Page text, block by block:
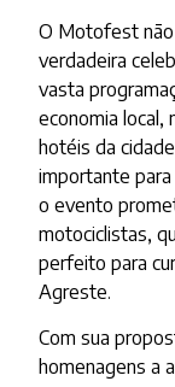
O Motofest não
verdadeira
vasta
economia local,
hotéis da
importante
o evento
motociclistas,
perfeito para
Agreste.
Com sua
homenagens a